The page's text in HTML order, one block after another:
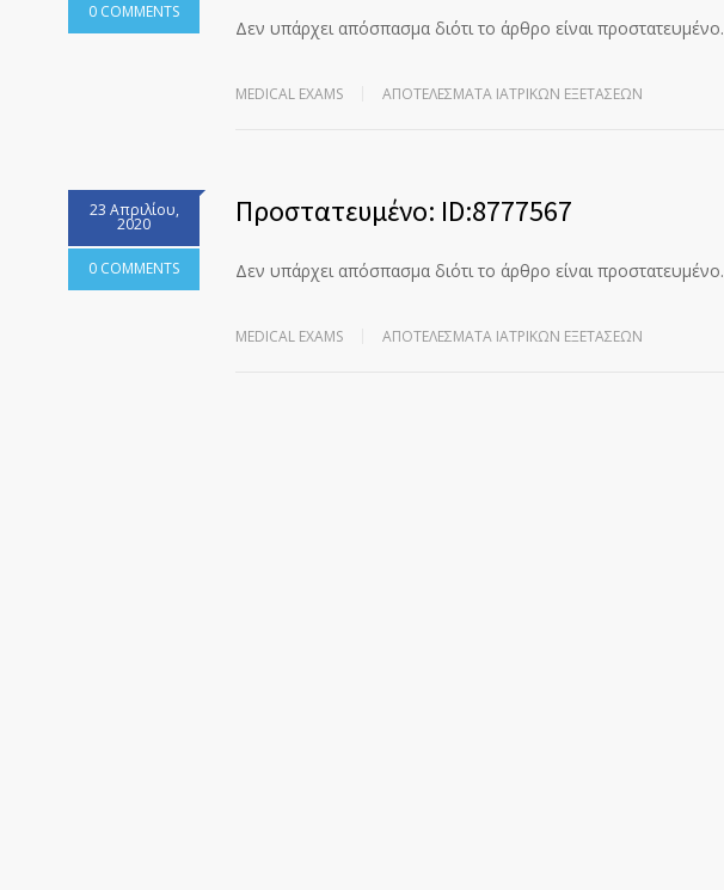
0 COMMENTS
Δεν υπάρχει απόσπασμα διότι το άρθρο είναι προστατευμένο.
MEDICAL EXAMS ΑΠΟΤΕΛΈΣΜΑΤΑ ΙΑΤΡΙΚΏΝ ΕΞΕΤΆΣΕΩΝ
23 Απριλίου,
2020
0 COMMENTS
Πρoστατευμένο: ID:8777567
Δεν υπάρχει απόσπασμα διότι το άρθρο είναι προστατευμένο.
MEDICAL EXAMS ΑΠΟΤΕΛΈΣΜΑΤΑ ΙΑΤΡΙΚΏΝ ΕΞΕΤΆΣΕΩΝ